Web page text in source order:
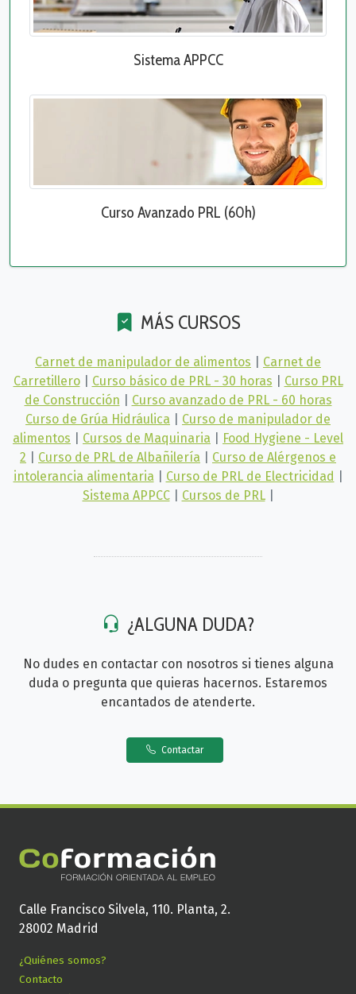
Sistema APPCC
Curso Avanzado PRL (60h)
MÁS CURSOS
Carnet de manipulador de alimentos
Carnet de
Carretillero
Curso básico de PRL - 30 horas
Curso PRL
de Construcción
Curso avanzado de PRL - 60 horas
Curso de Grúa Hidráulica
Curso de manipulador de
alimentos
Cursos de Maquinaria
Food Hygiene - Level
2
Curso de PRL de Albañilería
Curso de Alérgenos e
intolerancia alimentaria
Curso de PRL de Electricidad
Sistema APPCC
Cursos de PRL
¿ALGUNA DUDA?
No dudes en contactar con nosotros si tienes alguna
duda o pregunta que quieras hacernos. Estaremos
encantados de atenderte.
Contactar
Calle Francisco Silvela, 110. Planta, 2.
28002 Madrid
¿Quiénes somos?
Contacto